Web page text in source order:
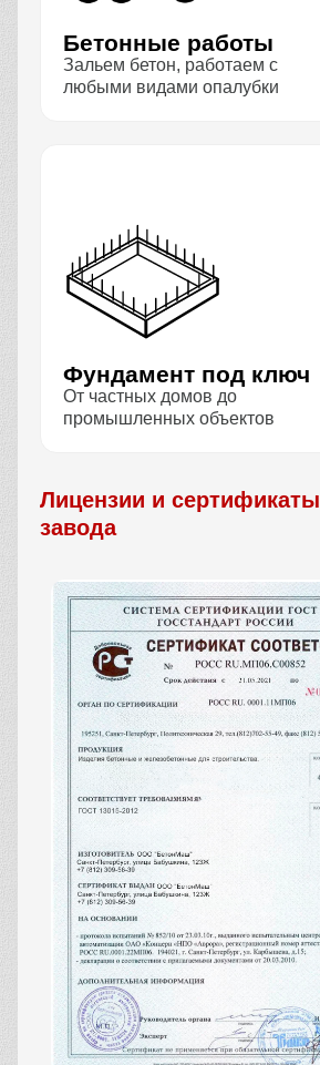
Бетонные работы
Зальем бетон, работаем с
любыми видами опалубки
Фундамент под ключ
От частных домов до
промышленных объектов
Лицензии и сертификаты
завода